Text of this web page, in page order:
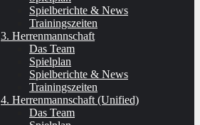
Spielberichte & News
Trainingszeiten
3. Herrenmannschaft
Das Team
Spielplan
Spielberichte & News
Trainingszeiten
4. Herrenmannschaft (Unified)
Das Team